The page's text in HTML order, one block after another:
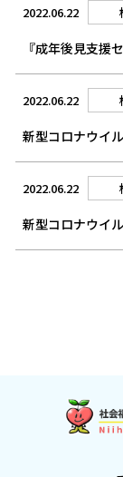
2022.06.22
『成年後見支援
2022.06.22
新型コロナウイ
2022.06.22
新型コロナウイ